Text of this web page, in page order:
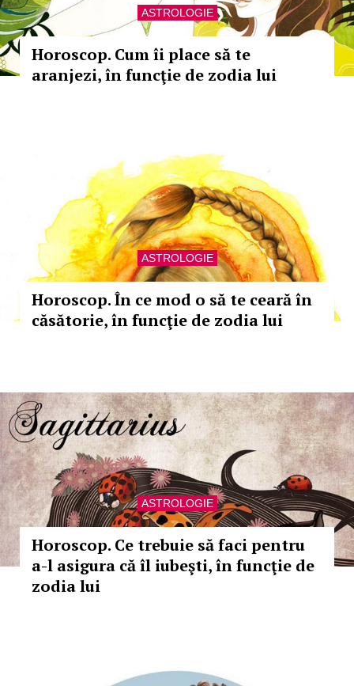
ASTROLOGIE
Horoscop. Cum îi place să te
aranjezi, în funcţie de zodia lui
ASTROLOGIE
Horoscop. În ce mod o să te ceară în
căsătorie, în funcţie de zodia lui
ASTROLOGIE
Horoscop. Ce trebuie să faci pentru
a-l asigura că îl iubeşti, în funcţie de
zodia lui